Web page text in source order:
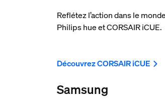
Reflétez l’action dans le
Philips hue et CORSAIR iCUE.
Découvrez CORSAIR iCUE
Samsung